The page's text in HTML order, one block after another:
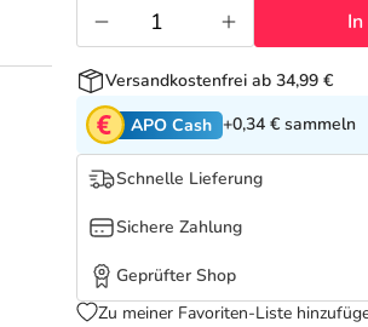
Versandkostenfrei ab 34,99 €
APO Cash +0,34 € sammeln
Schnelle Lieferung
Sichere Zahlung
Geprüfter Shop
Zu meiner Favoriten-Liste